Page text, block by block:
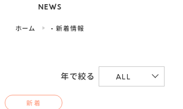
NEWS
ホーム - 新着情報
年で絞る ALL
新着